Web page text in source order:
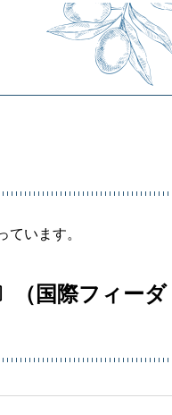
います。
（国際フィーダ